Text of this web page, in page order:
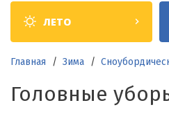
Shop
categories
ЛЕТО
Строка
навигации
Главная Зима
Головные